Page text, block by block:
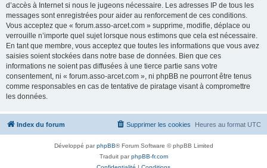
d’accès à Internet si nous le jugeons nécessaire. Les adresses IP de tous les
messages sont enregistrées pour aider au renforcement de ces conditions.
Vous acceptez que « forum.asso-arcet.com » supprime, modifie, déplace ou
verrouille n’importe quel sujet lorsque nous estimons que cela est nécessaire.
En tant que membre, vous acceptez que toutes les informations que vous avez
saisies soient stockées dans notre base de données. Bien que ces
informations ne soient pas diffusées à une tierce partie sans votre
consentement, ni « forum.asso-arcet.com », ni phpBB ne pourront être tenus
comme responsables en cas de tentative de piratage visant à compromettre
les données.
Index du forum Heures au format UTC
Supprimer les cookies
Développé parphpBB® Forum Software © phpBB Limited
Traduit parphpBB-fr.com